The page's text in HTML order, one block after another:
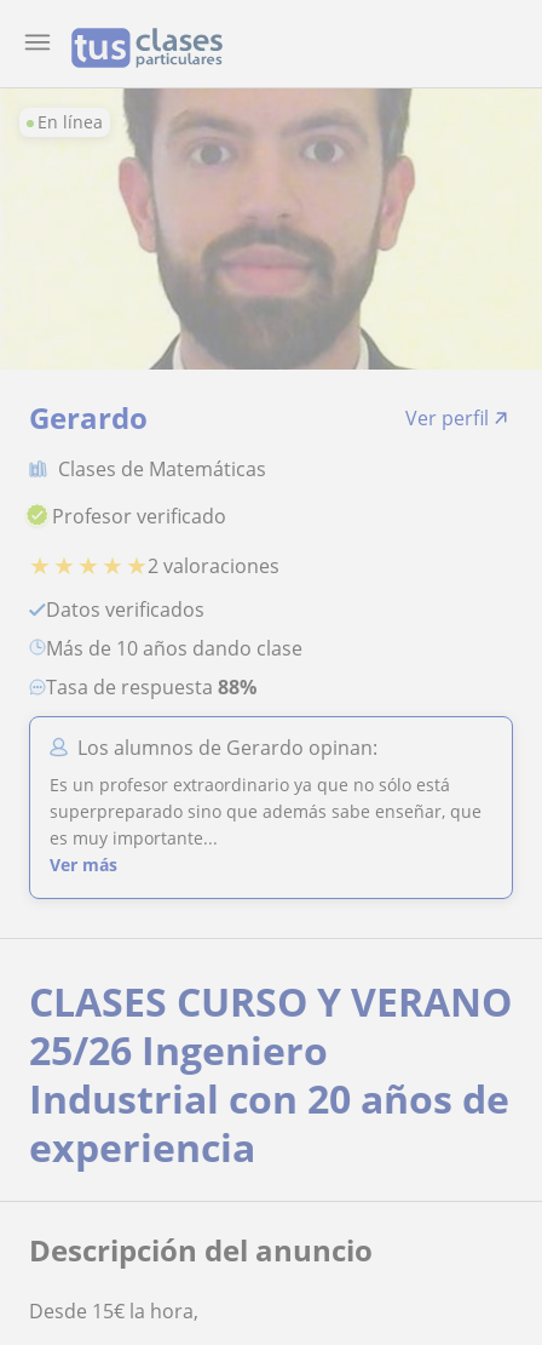
En línea
Gerardo
Ver perfil
Clases de Matemáticas
Profesor verificado
★ ★ ★ ★ ★2 valoraciones
Datos verificados
más de 10 años dando clase
Tasa de respuesta 88%
Los alumnos de Gerardo opinan:
Es un profesor extraordinario ya que no sólo está
superpreparado sino que además sabe enseñar, que
es muy importante...
Ver más
CLASES CURSO Y VERANO
25/26 Ingeniero
Industrial con 20 años de
experiencia
Descripción del anuncio
Desde 15€ la hora,